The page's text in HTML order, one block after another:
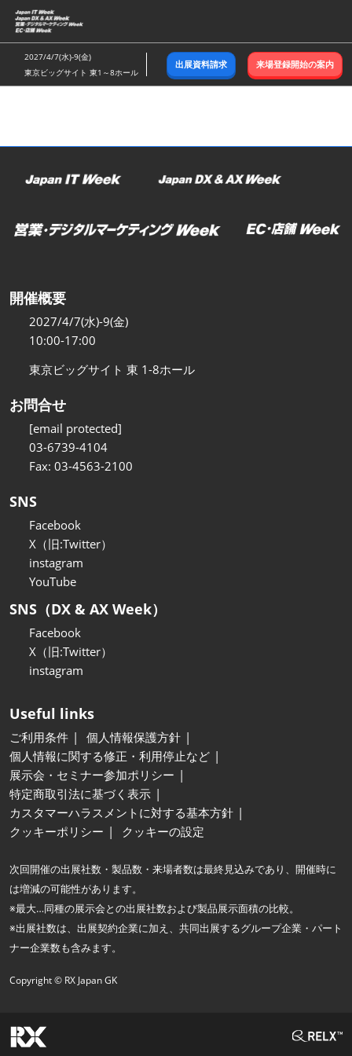
ス
キ
ッ
し
む
2027/4/7(水)-9(金)
東京ビッグサイト 東1～8ホール
出展資料請求 来場登録開始の案内
開催概要
2027/4/7(水)-9(金)
10:00-17:00
東京ビッグサイト 東 1-8ホール
お問合せ
[email protected]
03-6739-4104
Fax: 03-4563-2100
SNS
Facebook
X（旧:Twitter）
instagram
YouTube
SNS（DX & AX Week）
Facebook
X（旧:Twitter）
instagram
Useful links
ご利用条件
個人情報保護方針
個人情報に関する修正・利用停止など
展示会・セミナー参加ポリシー
特定商取引法に基づく表示
カスタマーハラスメントに対する基本方針
クッキーポリシー
クッキーの設定
次回開催の出展社数・製品数・来場者数は最終見込みであり、開催時に
は増減の可能性があります。
※最大…同種の展示会との出展社数および製品展示面積の比較。
※出展社数は、出展契約企業に加え、共同出展するグループ企業・パート
ナー企業数も含みます。
Copyright © RX Japan GK